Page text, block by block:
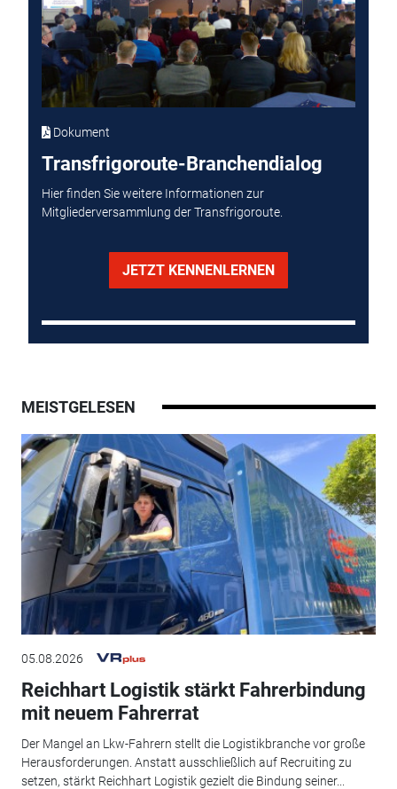
Dokument
Transfrigoroute-Branchendialog
Hier finden Sie weitere Informationen zur
Mitgliederversammlung der Transfrigoroute.
JETZT KENNENLERNEN
MEISTGELESEN
05.08.2026
Reichhart Logistik stärkt Fahrerbindung
mit neuem Fahrerrat
Der Mangel an Lkw-Fahrern stellt die Logistikbranche vor große
Herausforderungen. Anstatt ausschließlich auf Recruiting zu
setzen, stärkt Reichhart Logistik gezielt die Bindung seiner...